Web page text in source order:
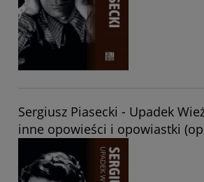
Sergiusz Piasecki - Upadek
inne opowieści i opowiastki